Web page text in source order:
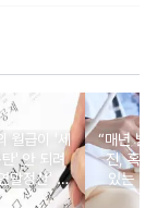
월급이 '세
' 안 되려
말정산' 핵
팁 A to Z
“매년 받
진, 혹시
있는 건
요?”